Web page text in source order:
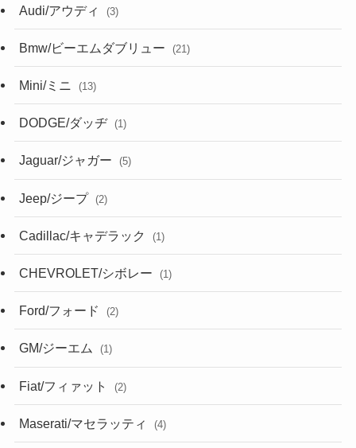
Audi/アウディ (3)
Bmw/ビーエムダブリュー (21)
Mini/ミニ (13)
DODGE/ダッヂ (1)
Jaguar/ジャガー (5)
Jeep/ジープ (2)
Cadillac/キャデラック (1)
CHEVROLET/シボレー (1)
Ford/フォード (2)
GM/ジーエム (1)
Fiat/フィァット (2)
Maserati/マセラッティ (4)